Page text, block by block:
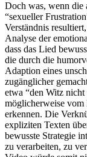
Doch was, wenn die
“sexueller
Verständnis
Analyse der
dass das Lied
die durch die
Adaption eines
zugänglicher
etwa “den Witz nicht
möglicherweise vom
erkennen. Die
expliziten Texten
bewusste Strategie
zu verarbeiten, zu